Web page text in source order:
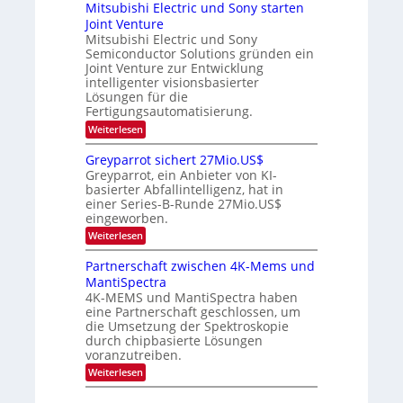
r
e
n
d
s
s
t
e
n
H
a
l
b
j
a
h
a
r
z
n
i
m
m
t
i
n
d
e
r
D
A
C
H
-
I
n
d
u
s
t
r
i
e
z
u
t
i
k
-
K
u
r
s
v
o
n
P
h
o
t
o
n
i
c
s
H
u
b
Mitsubishi Electric und Sony starten
Joint Venture
Mitsubishi Electric und Sony
Semiconductor Solutions gründen ein
Joint Venture zur Entwicklung
intelligenter visionsbasierter
Lösungen für die
Fertigungsautomatisierung.
Weiterlesen:
M
t
s
u
b
i
s
h
i
E
l
e
c
t
r
i
c
u
n
d
Greyparrot sichert 27Mio.US$
Greyparrot, ein Anbieter von KI-
basierter Abfallintelligenz, hat in
einer Series-B-Runde 27Mio.US$
eingeworben.
Weiterlesen:
G
r
e
y
p
a
r
r
o
t
s
i
Partnerschaft zwischen 4K-Mems und
MantiSpectra
4K-MEMS und MantiSpectra haben
eine Partnerschaft geschlossen, um
die Umsetzung der Spektroskopie
durch chipbasierte Lösungen
voranzutreiben.
Weiterlesen:
P